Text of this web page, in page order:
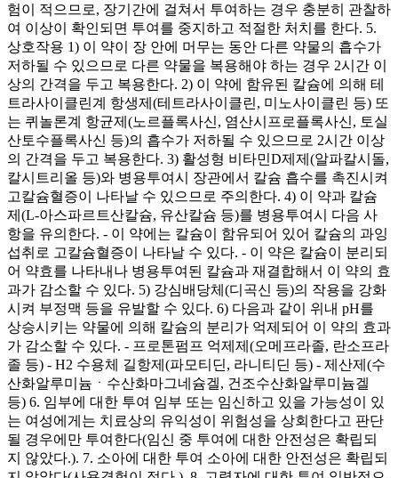
험이 적으므로, 장기간에 걸쳐서 투여하는 경우 충분히 관찰하
여 이상이 확인되면 투여를 중지하고 적절한 처치를 한다. 5.
상호작용 1) 이 약이 장 안에 머무는 동안 다른 약물의 흡수가
저하될 수 있으므로 다른 약물을 복용해야 하는 경우 2시간 이
상의 간격을 두고 복용한다. 2) 이 약에 함유된 칼슘에 의해 테
트라사이클린계 항생제(테트라사이클린, 미노사이클린 등) 또
는 퀴놀론계 항균제(노르플록사신, 염산시프로플록사신, 토실
산토수플록사신 등)의 흡수가 저하될 수 있으므로 2시간 이상
의 간격을 두고 복용한다. 3) 활성형 비타민D제제(알파칼시돌,
칼시트리올 등)와 병용투여시 장관에서 칼슘 흡수를 촉진시켜
고칼슘혈증이 나타날 수 있으므로 주의한다. 4) 이 약과 칼슘
제(L-아스파르트산칼슘, 유산칼슘 등)를 병용투여시 다음 사
항을 유의한다. - 이 약에는 칼슘이 함유되어 있어 칼슘의 과잉
섭취로 고칼슘혈증이 나타날 수 있다. - 이 약은 칼슘이 분리되
어 약효를 나타내나 병용투여된 칼슘과 재결합해서 이 약의 효
과가 감소할 수 있다. 5) 강심배당체(디곡신 등)의 작용을 강화
시켜 부정맥 등을 유발할 수 있다. 6) 다음과 같이 위내 pH를
상승시키는 약물에 의해 칼슘의 분리가 억제되어 이 약의 효과
가 감소할 수 있다. - 프로톤펌프 억제제(오메프라졸, 란소프라
졸 등) - H2 수용체 길항제(파모티딘, 라니티딘 등) - 제산제(수
산화알루미늄ㆍ수산화마그네슘겔, 건조수산화알루미늄겔
등) 6. 임부에 대한 투여 임부 또는 임신하고 있을 가능성이 있
는 여성에게는 치료상의 유익성이 위험성을 상회한다고 판단
될 경우에만 투여한다(임신 중 투여에 대한 안전성은 확립되
지 않았다.). 7. 소아에 대한 투여 소아에 대한 안전성은 확립되